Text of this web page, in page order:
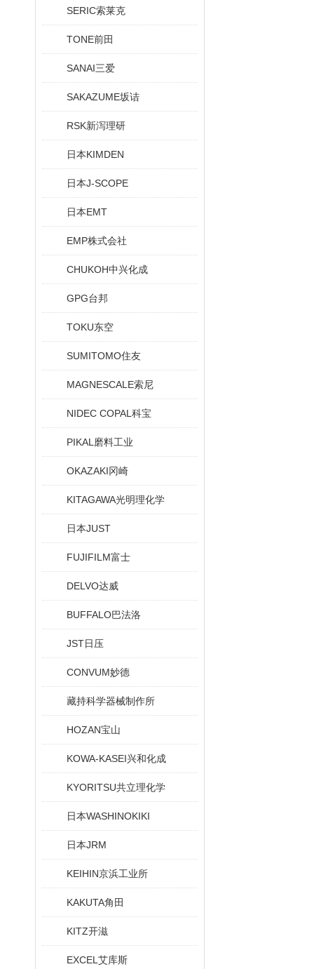
SERIC索莱克
TONE前田
SANAI三爱
SAKAZUME坂诘
RSK新泻理研
日本KIMDEN
日本J-SCOPE
日本EMT
EMP株式会社
CHUKOH中兴化成
GPG台邦
TOKU东空
SUMITOMO住友
MAGNESCALE索尼
NIDEC COPAL科宝
PIKAL磨料工业
OKAZAKI冈崎
KITAGAWA光明理化学
日本JUST
FUJIFILM富士
DELVO达威
BUFFALO巴法洛
JST日压
CONVUM妙德
藏持科学器械制作所
HOZAN宝山
KOWA-KASEI兴和化成
KYORITSU共立理化学
日本WASHINOKIKI
日本JRM
KEIHIN京浜工业所
KAKUTA角田
KITZ开滋
EXCEL艾库斯